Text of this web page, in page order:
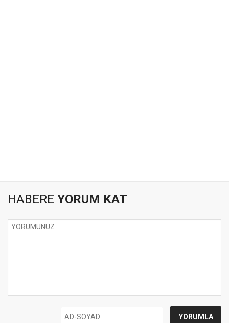
HABERE YORUM KAT